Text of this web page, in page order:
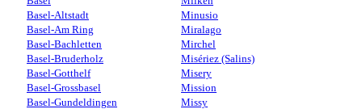
Basel-Altstadt
Basel-Am Ring
Basel-Bachletten
Basel-Bruderholz
Basel-Gotthelf
Basel-Grossbasel
Basel-Gundeldingen
Minusio
Miralago
Mirchel
Misériez (Salins)
Misery
Mission
Missy